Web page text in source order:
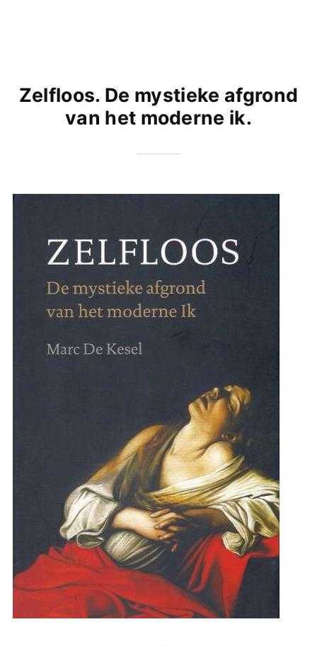
Zelfloos. De mystieke afgrond
van het moderne ik.